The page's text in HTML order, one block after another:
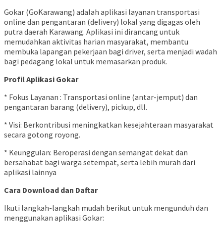
Gokar (GoKarawang) adalah aplikasi layanan transportasi
online dan pengantaran (delivery) lokal yang digagas oleh
putra daerah Karawang. Aplikasi ini dirancang untuk
memudahkan aktivitas harian masyarakat, membantu
membuka lapangan pekerjaan bagi driver, serta menjadi wadah
bagi pedagang lokal untuk memasarkan produk.
Profil Aplikasi Gokar
* Fokus Layanan : Transportasi online (antar-jemput) dan
pengantaran barang (delivery), pickup, dll.
* Visi: Berkontribusi meningkatkan kesejahteraan masyarakat
secara gotong royong.
* Keunggulan: Beroperasi dengan semangat dekat dan
bersahabat bagi warga setempat, serta lebih murah dari
aplikasi lainnya
Cara Download dan Daftar
Ikuti langkah-langkah mudah berikut untuk mengunduh dan
menggunakan aplikasi Gokar: